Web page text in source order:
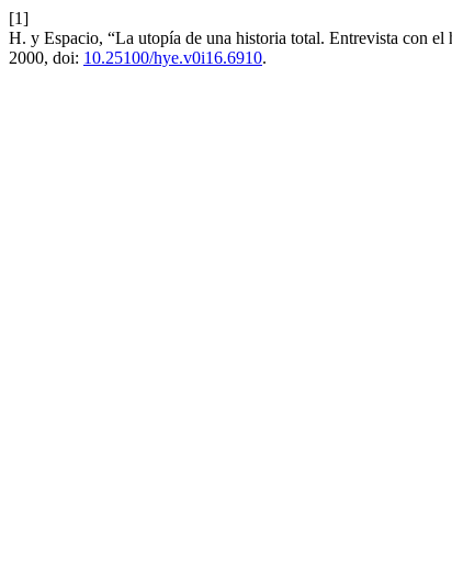
[1]
H. y Espacio, “La utopía de una historia total. Entrevista con
2000, doi: 10.25100/hye.v0i16.6910.